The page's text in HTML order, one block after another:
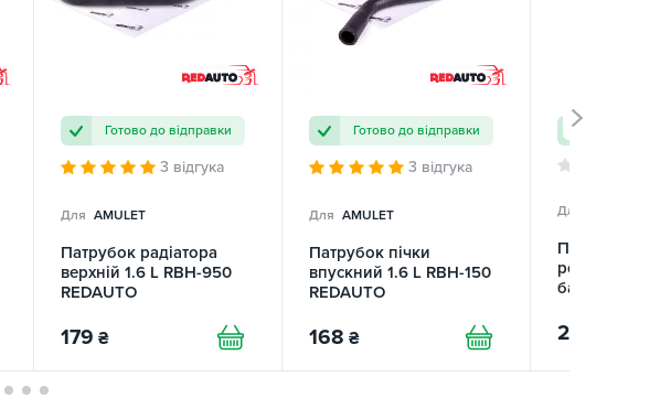
Готово до відправки
3 відгука
Для AMULET
Патрубок радіатора
верхній 1.6 L RBH-950
REDAUTO
179 ₴
Готово до відправки
3 відгука
Для AMULET
Патрубок пічки
впускний 1.6 L RBH-150
REDAUTO
168 ₴
Для
Патрубок
бачка нижній
210